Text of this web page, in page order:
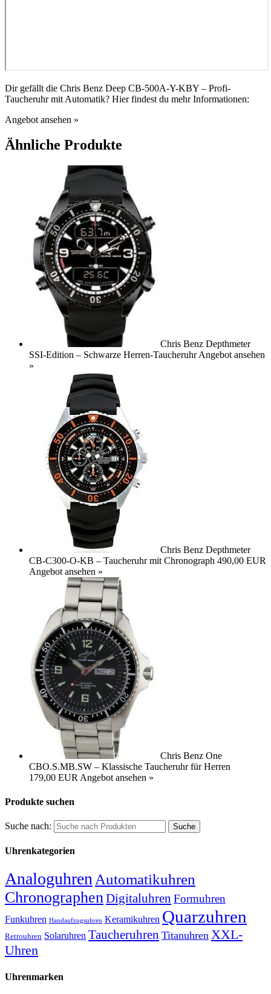
Dir gefällt die Chris Benz Deep CB-500A-Y-KBY – Profi-
Taucheruhr mit Automatik? Hier findest du mehr Informationen:
Angebot ansehen »
Ähnliche Produkte
Chris Benz Depthmeter
SSI-Edition – Schwarze Herren-TaucheruhrAngebot ansehen
»
Chris Benz Depthmeter
CB-C300-O-KB – Taucheruhr mit Chronograph 490,00 EUR
Angebot ansehen »
Chris Benz One
CBO.S.MB.SW – Klassische Taucheruhr für Herren
179,00 EUR Angebot ansehen »
Produkte suchen
Suche nach:
Uhrenkategorien
AnaloguhrenAutomatikuhren
ChronographenDigitaluhren Formuhren
Funkuhren Handaufzugsuhren Keramikuhren Quarzuhren
Retrouhren Solaruhren Taucheruhren Titanuhren XXL-
Uhren
Uhrenmarken